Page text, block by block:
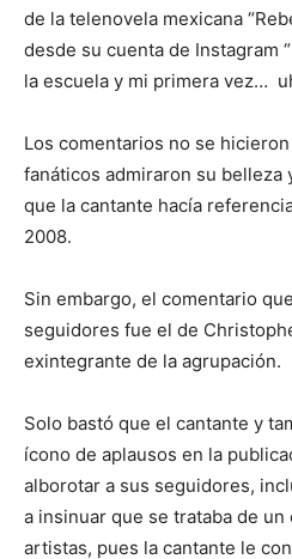
de la telenovela mexicana
desde su cuenta de Instagram
la escuela y mi primera vez…
Los comentarios no se
fanáticos admiraron su belleza
que la cantante hacía
2008.
Sin embargo, el comentario
seguidores fue el de
exintegrante de la agrupación.
Solo bastó que el cantante y
ícono de aplausos en la
alborotar a sus seguidores,
a insinuar que se trataba de
artistas, pues la cantante le